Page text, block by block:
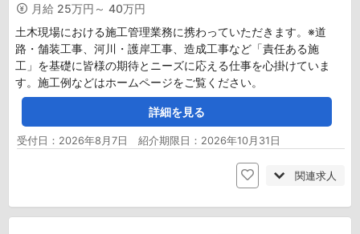
月給 25万円～ 40万円
土木現場における施工管理業務に携わっていただきます。※道
路・舗装工事、河川・護岸工事、造成工事など「責任ある施
工」を基礎に皆様の期待とニーズに応える仕事を心掛けていま
す。施工例などはホームページをご覧ください。
詳細を見る
受付日：2026年8月7日 紹介期限日：2026年10月31日
関連求人